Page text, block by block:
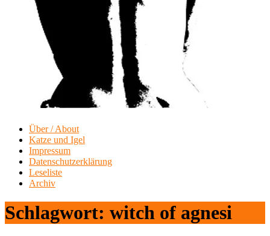
Über / About
Katze und Igel
Impressum
Datenschutzerklärung
Leseliste
Archiv
Schlagwort: witch of agnesi